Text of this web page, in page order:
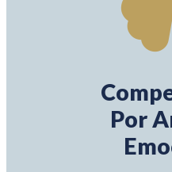
Por